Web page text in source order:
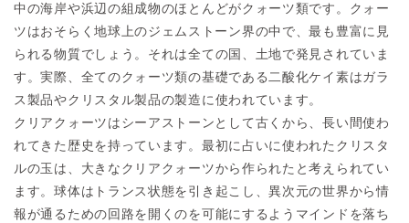
中の海岸や浜辺の組成物のほとんどがクォーツ類です。 クォー
ツはおそらく地球上のジェムストーン界の中で、最も豊富に 見
られる物質でしょう。それは全ての国、土地で発見されていま
す。実際、全てのクォーツ類の基礎である二酸化ケイ素はガラ
ス製品やクリスタル製品の製造に使われています。
クリアクォーツはシーアストーンとして古くから、長い間使わ
れて きた歴史を持って います。最初に占いに使われたクリスタ
ルの玉は、大きなクリアク ォーツから作られたと考えられてい
ます。球体はトランス状態を引き起こし、異次元の世界から情
報が通るための回路を開くのを可能にするようマインドを落ち